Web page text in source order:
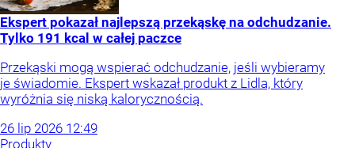
Ekspert pokazał najlepszą przekąskę na odchudzanie.
Tylko 191 kcal w całej paczce
Przekąski mogą wspierać odchudzanie, jeśli wybieramy
je świadomie. Ekspert wskazał produkt z Lidla, który
wyróżnia się niską kalorycznością.
26 lip 2026 12:49
Produkty